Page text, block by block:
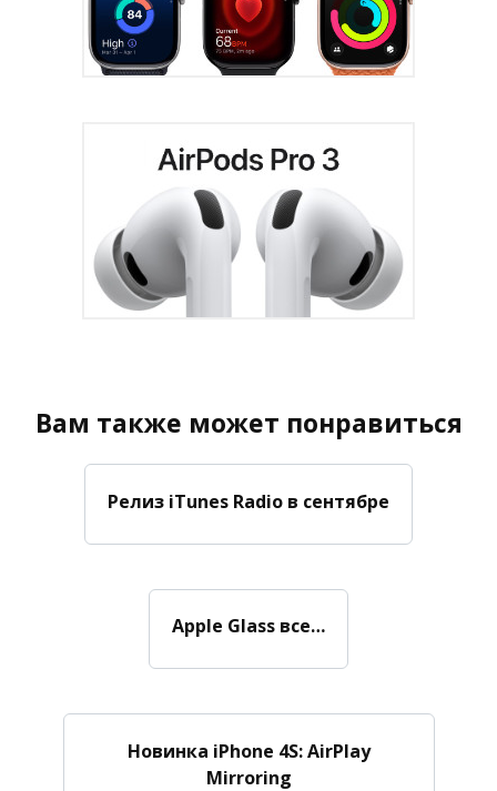
Вам также может понравиться
Релиз iTunes Radio в сентябре
Apple Glass все…
Новинка iPhone 4S: AirPlay
Mirroring